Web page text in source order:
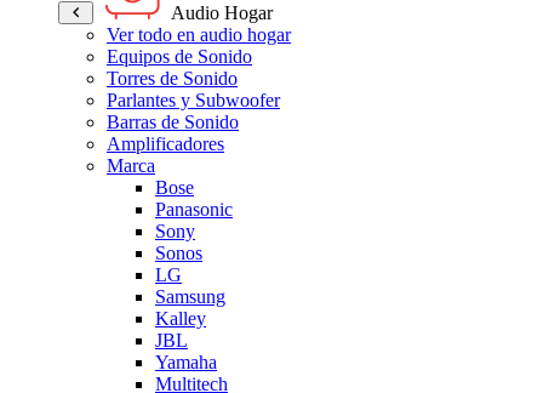
Audio Hogar
Ver todo en audio hogar
Equipos de Sonido
Torres de Sonido
Parlantes y Subwoofer
Barras de Sonido
Amplificadores
Marca
Bose
Panasonic
Sony
Sonos
LG
Samsung
Kalley
JBL
Yamaha
Multitech